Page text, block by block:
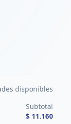
disponibles
Subtotal
$ 11.160